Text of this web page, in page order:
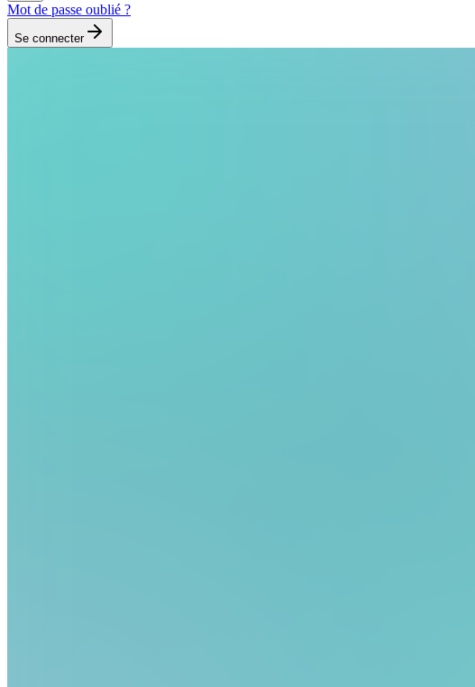
Mot de passe oublié ?
Se connecter